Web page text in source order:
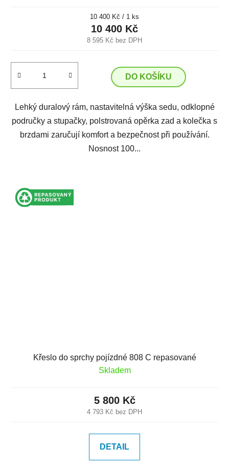
8 595 Kč bez DPH
10 400 Kč
Měrná
cena:
10 400 Kč / 1 ks
DO KOŠÍKU
Lehký duralový rám, nastavitelná výška sedu, odklopné
područky a stupačky, polstrovaná opěrka zad a kolečka s
brzdami zaručují komfort a bezpečnost při používání.
Nosnost 100...
Křeslo do sprchy pojízdné 808 C repasované
Skladem
4 793 Kč bez DPH
5 800 Kč
DETAIL